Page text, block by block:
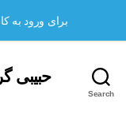
Search
حبیبی
برای ورود به